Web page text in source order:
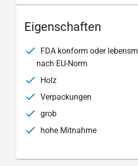
Eigenschaften
FDA konform oder
nach EU-Norm
Holz
Verpackungen
grob
hohe Mitnahme